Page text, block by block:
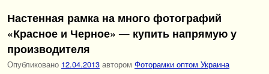
Настенная рамка на много фотографий
«Красное и Черное» — купить напрямую у
производителя
Опубликовано 12.04.2013 автором Фоторамки оптом Украина